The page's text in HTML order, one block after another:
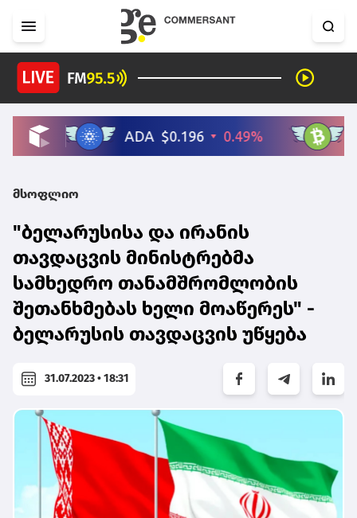
მსოფლიო
"ბელარუსისა და ირანის
თავდაცვის მინისტრებმა
სამხედრო თანამშრომლობის
შეთანხმებას ხელი მოაწერეს" -
ბელარუსის თავდაცვის უწყება
31.07.2023 • 18:31